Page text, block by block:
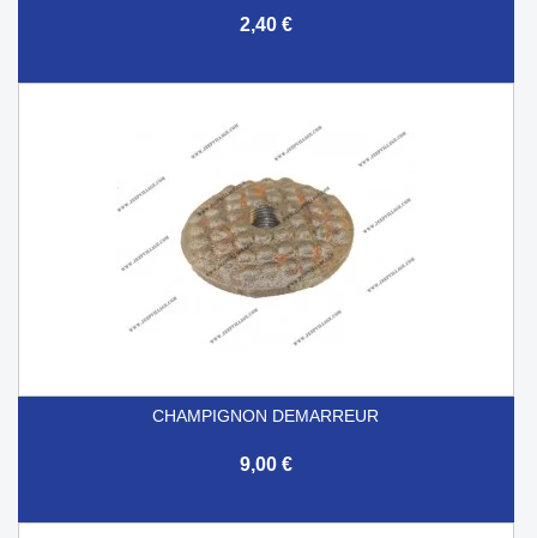
2,40 €
CHAMPIGNON DEMARREUR
9,00 €